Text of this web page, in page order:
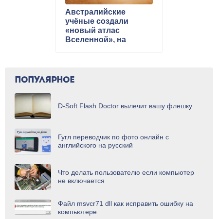
Австралийские
учёные создали
«новый атлас
Вселенной», на
ПОПУЛЯРНОЕ
D-Soft Flash Doctor вылечит вашу флешку
Гугл переводчик по фото онлайн с
английского на русский
Что делать пользователю если компьютер
не включается
Файл msvcr71 dll как исправить ошибку на
компьютере